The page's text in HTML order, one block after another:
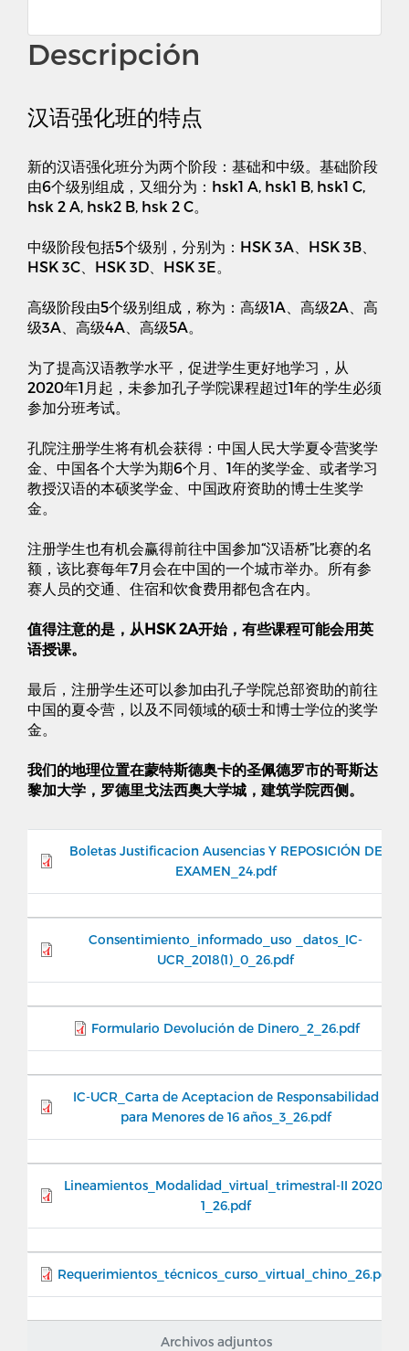
Descripción
汉语强化班的特点
新的汉语强化班分为两个阶段 ： 基础和中级。基础阶段
由6个级别组成 ， 又细分为 ： hsk1 A, hsk1 B, hsk1 C,
hsk 2 A, hsk2 B, hsk 2 C。
中级阶段包括5个级别 ， 分别为 ： HSK 3A HSK 3B
HSK 3C
HSK 3D HSK 3E。
高级阶段由5个级别组成 ， 称为 ： 高级1A 、高级2A 、高
级3A 、高级4A 、高级5A。
为了提高汉语教学水平 ， 促进学生更好地学习 ， 从
2020年1 月起 ， 未参加孔子学院课程超过1年的学生必须
参加分班考试。
孔院注册学生将有机会获得 ： 中国人民大学夏令营奖学
金、中国各个大学为期6个月、 1年的奖学金、或者学习
教授汉语的本硕奖学金、中国政府资助的博士生奖学
金。
注册学生也有机会赢得前往中国参加“汉语桥”比赛的名
额 ， 该比赛每年7月会在中国的一个城市举办。所有参
赛人员的交通、住宿和饮食费用都包含在内。
值得注意的是 ， 从HSK 2A开始， 有些课程可能会用英
语授课。
最后 ， 注册学生还可以参加由孔子学院总部资助的前往
中国的夏令营 ， 以及不同领域的硕士和博士学位的奖学
金。
我们的地理位置在蒙特斯德奥卡的圣佩德罗市的哥斯达
黎加大学 ， 罗德里戈法西奥大学城 ， 建筑学院西侧。
Archivos adjuntos
Boletas Justificacion Ausencias Y REPOSICIÓN DE
EXAMEN_24.pdf
Consentimiento_informado_uso _datos_IC-
UCR_2018(1)_0_26.pdf
Formulario Devolución de Dinero_2_26.pdf
IC-UCR_Carta de Aceptacion de Responsabilidad
para Menores de 16 años_3_26.pdf
Lineamientos_Modalidad_virtual_trimestral-II 2020-
1_26.pdf
Requerimientos_técnicos_curso_virtual_chino_26.pdf